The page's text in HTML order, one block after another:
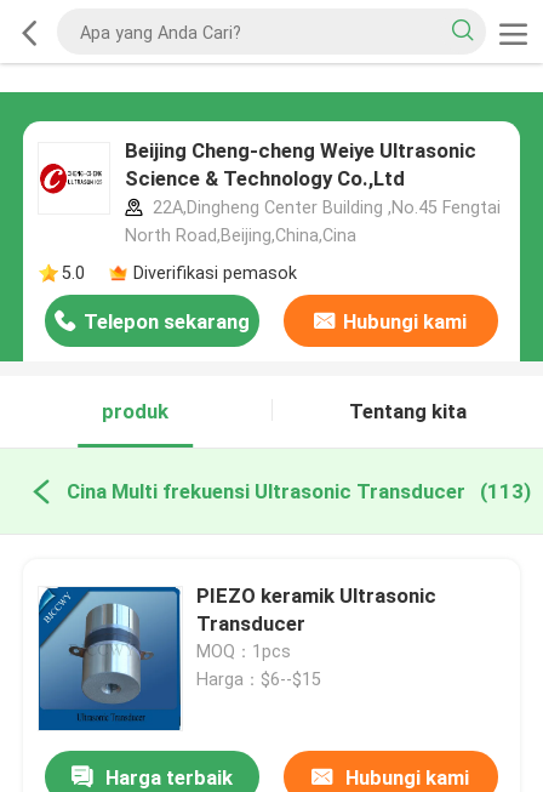
Beijing Cheng-cheng Weiye Ultrasonic
Science & Technology Co.,Ltd
22A,Dingheng Center Building ,No.45 Fengtai
North Road,Beijing,China,Cina
5.0
Diverifikasi pemasok
Telepon sekarang Hubungi kami
produk Tentang kita
Cina Multi frekuensi Ultrasonic Transducer (113)
PIEZO keramik Ultrasonic
Transducer
MOQ：1pcs
Harga：$6--$15
Harga terbaik Hubungi kami